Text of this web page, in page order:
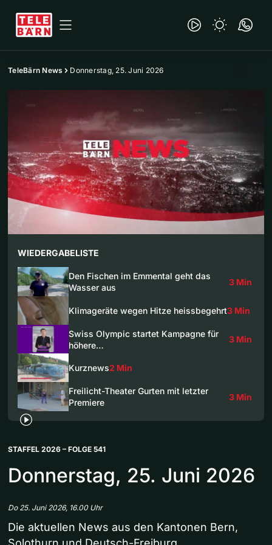
TeleBärn News Donnerstag, 25. Juni 2026
WIEDERGABELISTE
Den Fischen im Emmental geht das
Wasser aus
3 Min
Klimageräte wegen Hitze heissbegehrt3 Min
Swiss Olympic startet Kampagne für
höhere…
3 Min
Kurznews2 Min
Freilicht-Theater Gurten mit letzter
Premiere
3 Min
STAFFEL 2026 – FOLGE 541
Donnerstag, 25. Juni 2026
Do 25. Juni 2026, 16.00 Uhr
Die aktuellen News aus den Kantonen Bern,